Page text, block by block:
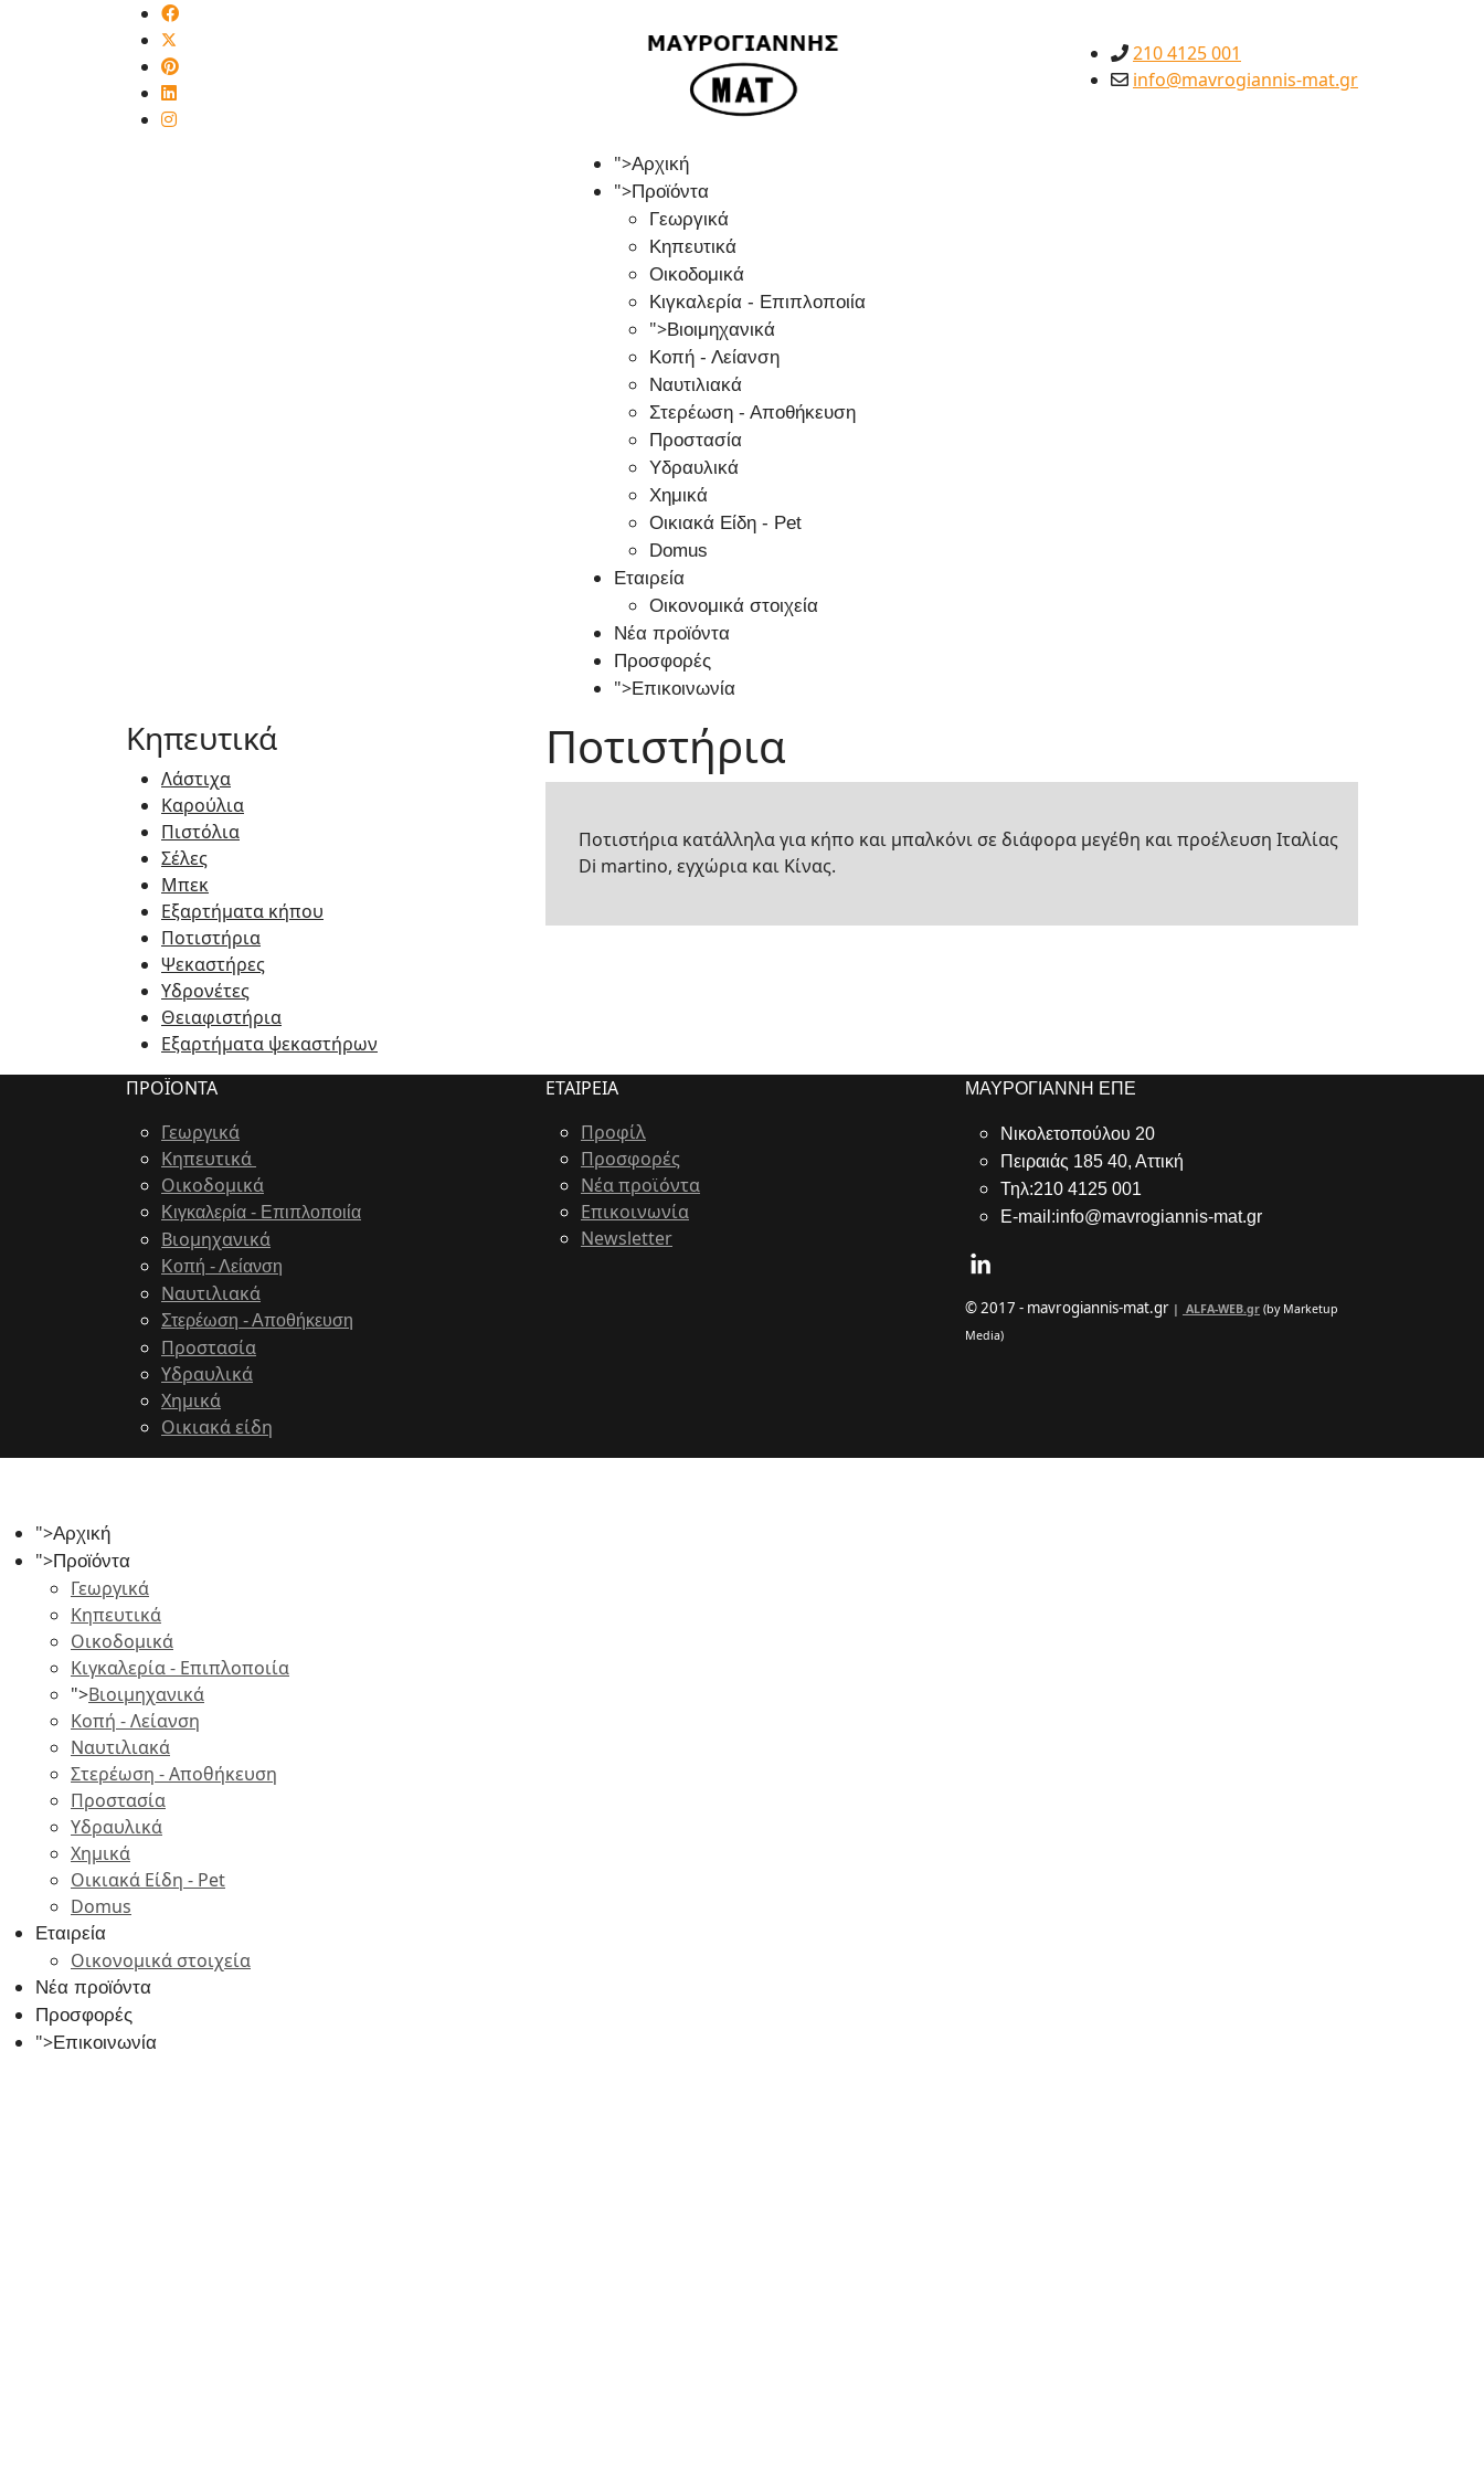
210 4125 001
info@mavrogiannis-mat.gr
">Αρχική
">Προϊόντα
Γεωργικά
Κηπευτικά
Οικοδομικά
Κιγκαλερία - Επιπλοποιία
">Βιοιμηχανικά
Κοπή - Λείανση
Ναυτιλιακά
Στερέωση - Αποθήκευση
Προστασία
Υδραυλικά
Χημικά
Οικιακά Είδη - Pet
Domus
Εταιρεία
Οικονομικά στοιχεία
Νέα προϊόντα
Προσφορές
">Επικοινωνία
Κηπευτικά
Λάστιχα
Καρούλια
Πιστόλια
Σέλες
Μπεκ
Εξαρτήματα κήπου
Ποτιστήρια
Ψεκαστήρες
Υδρονέτες
Θειαφιστήρια
Εξαρτήματα ψεκαστήρων
Ποτιστήρια
Ποτιστήρια κατάλληλα για κήπο και μπαλκόνι σε διάφορα μεγέθη και προέλευση Ιταλίας
Di martino, εγχώρια και Κίνας.
ΠΡΟΪΟΝΤΑ
Γεωργικά
Κηπευτικά
Οικοδομικά
Κιγκαλερία - Επιπλοποιία
Bιομηχανικά
Κοπή - Λείανση
Ναυτιλιακά
Στερέωση - Αποθήκευση
Προστασία
Υδραυλικά
Χημικά
Οικιακά είδη
ΕΤΑΙΡΕΙΑ
Προφίλ
Προσφορές
Νέα προϊόντα
Επικοινωνία
Newsletter
ΜΑΥΡΟΓΙΑΝΝΗ ΕΠΕ
Νικολετοπούλου 20
Πειραιάς 185 40, Αττική
Τηλ:210 4125 001
E-mail:info@mavrogiannis-mat.gr
© 2017 - mavrogiannis-mat.gr | ALFA-WEB.gr (by Marketup
Media)
">Αρχική
">Προϊόντα
Γεωργικά
Κηπευτικά
Οικοδομικά
Κιγκαλερία - Επιπλοποιία
">Βιοιμηχανικά
Κοπή - Λείανση
Ναυτιλιακά
Στερέωση - Αποθήκευση
Προστασία
Υδραυλικά
Χημικά
Οικιακά Είδη - Pet
Domus
Εταιρεία
Οικονομικά στοιχεία
Νέα προϊόντα
Προσφορές
">Επικοινωνία